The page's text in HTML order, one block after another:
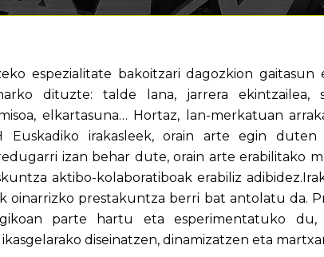
espezialitate bakoitzari dagozkion gaitasun
dituzte: talde lana, jarrera ekintzailea,
elkartasuna… Hortaz, lan-merkatuan
Euskadiko irakasleek, orain arte egin duten
izan behar dute, orain arte erabilitako
aktibo-kolaboratiboak erabiliz
prestakuntza berri bat antolatu da.
parte hartu eta esperimentatuko du,
diseinatzen, dinamizatzen eta